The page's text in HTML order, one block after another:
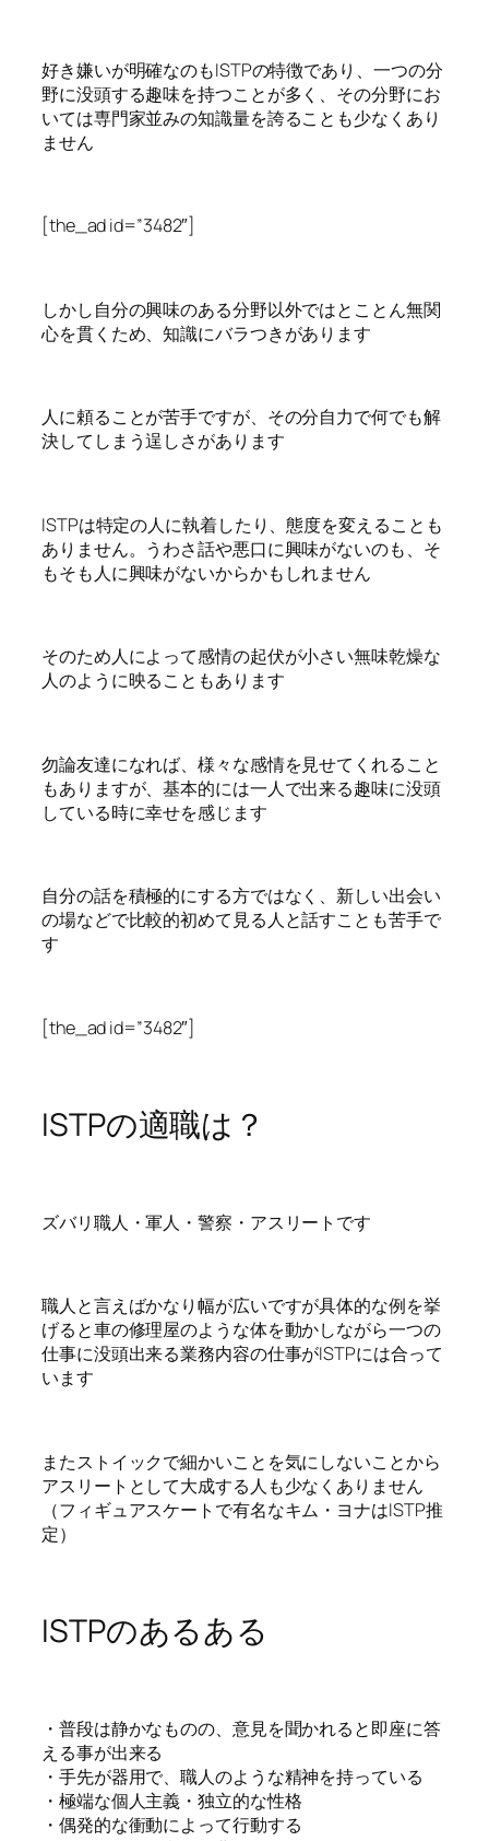
好き嫌いが明確なのもISTPの特徴であり、一つの分
野に没頭する趣味を持つことが多く、その分野にお
いては専門家並みの知識量を誇ることも少なくあり
ません
[the_ad id=”3482″]
しかし自分の興味のある分野以外ではとことん無関
心を貫くため、知識にバラつきがあります
人に頼ることが苦手ですが、その分自力で何でも解
決してしまう逞しさがあります
ISTPは特定の人に執着したり、態度を変えることも
ありません。うわさ話や悪口に興味がないのも、そ
もそも人に興味がないからかもしれません
そのため人によって感情の起伏が小さい無味乾燥な
人のように映ることもあります
勿論友達になれば、様々な感情を見せてくれること
もありますが、基本的には一人で出来る趣味に没頭
している時に幸せを感じます
自分の話を積極的にする方ではなく、新しい出会い
の場などで比較的初めて見る人と話すことも苦手で
す
[the_ad id=”3482″]
ISTPの適職は？
ズバリ職人・軍人・警察・アスリートです
職人と言えばかなり幅が広いですが具体的な例を挙
げると車の修理屋のような体を動かしながら一つの
仕事に没頭出来る業務内容の仕事がISTPには合って
います
またストイックで細かいことを気にしないことから
アスリートとして大成する人も少なくありません
（フィギュアスケートで有名なキム・ヨナはISTP推
定）
ISTPのあるある
・普段は静かなものの、意見を聞かれると即座に答
える事が出来る
・手先が器用で、職人のような精神を持っている
・極端な個人主義・独立的な性格
・偶発的な衝動によって行動する